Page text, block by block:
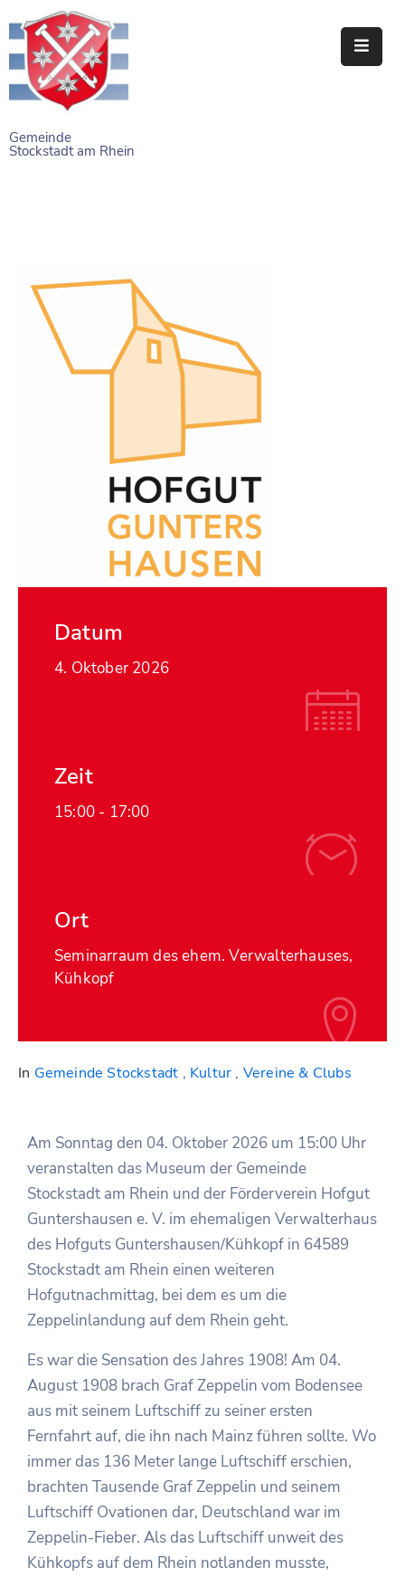
Gemeinde
Stockstadt am Rhein
STARTSEITE
BÜRGERSERVICE
FREIZEITEINRICHTUNGEN
VEREINE
Datum
4. Oktober 2026
Zeit
15:00 - 17:00
Ort
Seminarraum des ehem. Verwalterhauses,
Kühkopf
In Gemeinde Stockstadt , Kultur , Vereine & Clubs
Am Sonntag den 04. Oktober 2026 um 15:00 Uhr
veranstalten das Museum der Gemeinde
Stockstadt am Rhein und der Förderverein Hofgut
Guntershausen e. V. im ehemaligen Verwalterhaus
des Hofguts Guntershausen/Kühkopf in 64589
Stockstadt am Rhein einen weiteren
Hofgutnachmittag, bei dem es um die
Zeppelinlandung auf dem Rhein geht.
Es war die Sensation des Jahres 1908! Am 04.
August 1908 brach Graf Zeppelin vom Bodensee
aus mit seinem Luftschiff zu seiner ersten
Fernfahrt auf, die ihn nach Mainz führen sollte. Wo
immer das 136 Meter lange Luftschiff erschien,
brachten Tausende Graf Zeppelin und seinem
Luftschiff Ovationen dar, Deutschland war im
Zeppelin-Fieber. Als das Luftschiff unweit des
Kühkopfs auf dem Rhein notlanden musste,